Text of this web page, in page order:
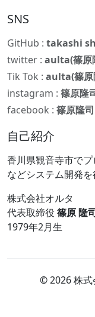
SNS
GitHub : takashi
twitter : aulta(篠原
Tik Tok : aulta(篠原
instagram : 篠原隆
facebook : 篠原隆司
自己紹介
香川県観音寺市で
などシステム開発を
株式会社オルタ
代表取締役 篠原 隆
1979年2月生
© 2026 株